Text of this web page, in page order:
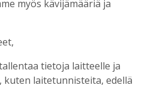
sponsoreille, sillä
muualta tulleet ovat
rentoon tunnelmaan.
keskisarjan entinen
myös kävijämääriä ja
tietoja laitteelle ja
kuten laitetunnisteita, edellä